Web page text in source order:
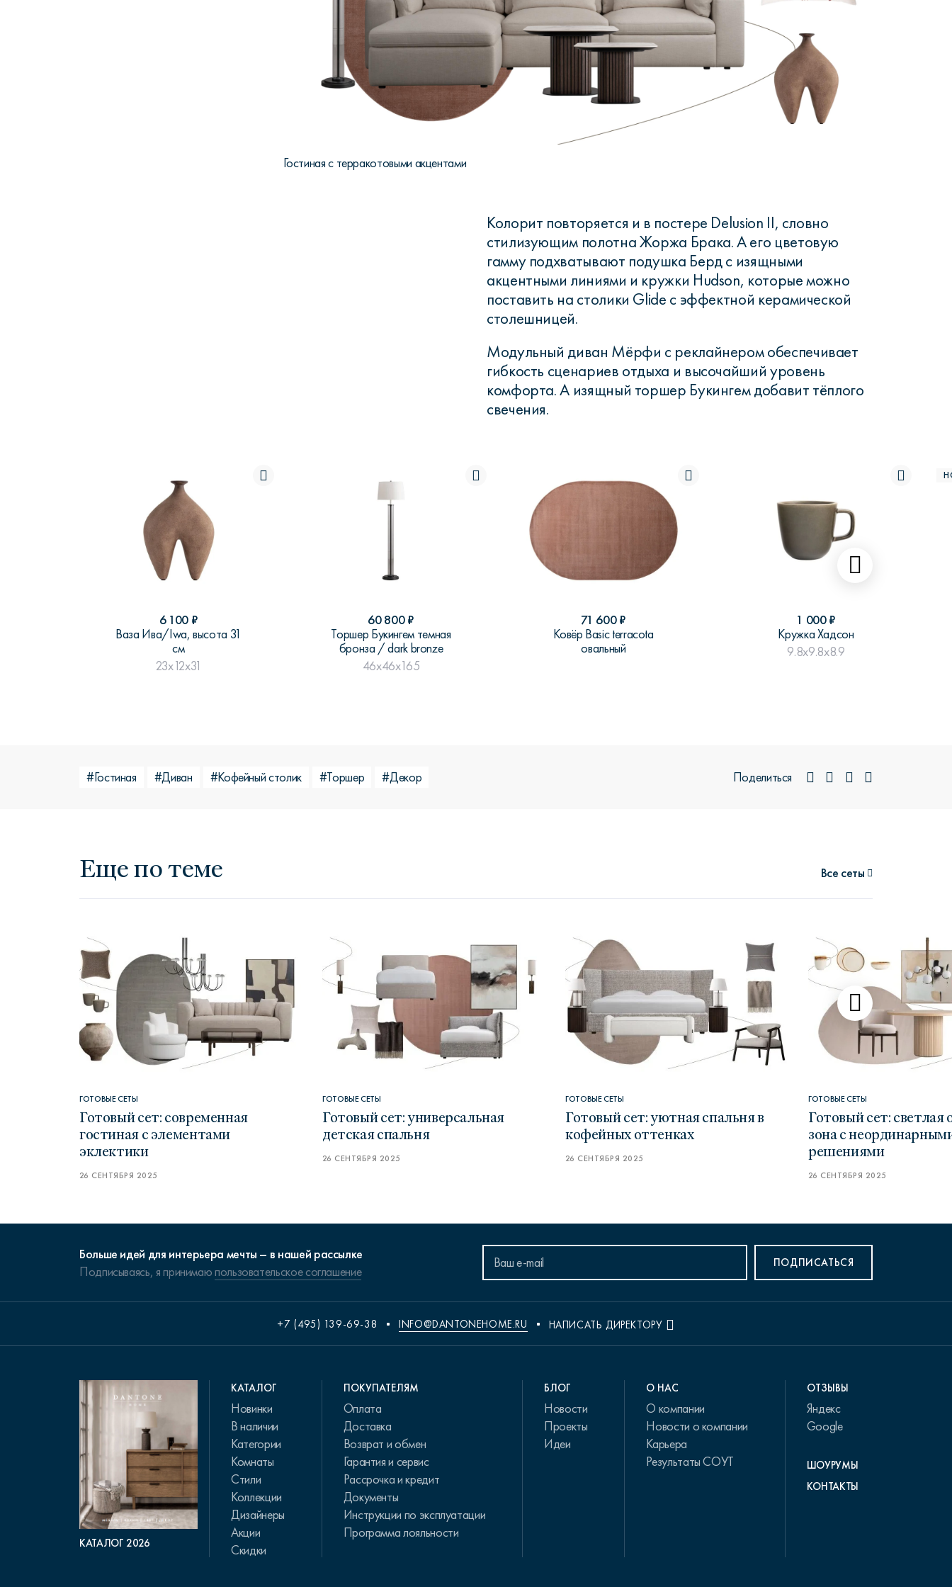
Гостиная с терракотовыми акцентами
Колорит повторяется и в постере Delusion II, словно
стилизующим полотна Жоржа Брака. А его цветовую
гамму подхватывают подушка Берд с изящными
акцентными линиями и кружки Hudson, которые можно
поставить на столики Glide с эффектной керамической
столешницей.
Модульный диван Мёрфи с реклайнером обеспечивает
гибкость сценариев отдыха и высочайший уровень
комфорта. А изящный торшер Букингем добавит тёплого
свечения.
6 100 ₽
Ваза Ива/Iwa, высота 31
см
23x12x31
60 800₽
Торшер Букингем темная
бронза / dark bronze
46x46x165
71 600₽
Ковёр Basic terracota
овальный
1 000₽
Кружка Хадсон
9.8x9.8x8.9
#Гостиная #Диван #Кофейный столик #Торшер #Декор Поделиться
Еще по теме Все сеты
ГОТОВЫЕ СЕТЫ
Готовый сет: современная
гостиная с элементами
эклектики
26 СЕНТЯБРЯ 2025
ГОТОВЫЕ СЕТЫ
Готовый сет: универсальная
детская спальня
26 СЕНТЯБРЯ 2025
ГОТОВЫЕ СЕТЫ
Готовый сет: уютная спальня в
кофейных оттенках
26 СЕНТЯБРЯ 2025
ГОТОВЫЕ СЕТЫ
Готовый сет: светлая
зона с
решениями
26 СЕНТЯБРЯ 2025
Больше идей для интерьера мечты – в нашей рассылке
Подписываясь, я принимаюпользовательское соглашение
ПОДПИСАТЬСЯ
+7 (495) 139-69-38 INFO@DANTONEHOME.RU НАПИСАТЬ ДИРЕКТОРУ
КАТАЛОГ 2026
КАТАЛОГ
Новинки
В наличии
Категории
Комнаты
Стили
Коллекции
Дизайнеры
Акции
Скидки
ПОКУПАТЕЛЯМ
Оплата
Доставка
Возврат и обмен
Гарантия и сервис
Рассрочка и кредит
Документы
Инструкции по эксплуатации
Программа лояльности
БЛОГ
Новости
Проекты
Идеи
О НАС
О компании
Новости о компании
Карьера
Результаты СОУТ
ОТЗЫВЫ
Яндекс
Google
ШОУРУМЫ
КОНТАКТЫ